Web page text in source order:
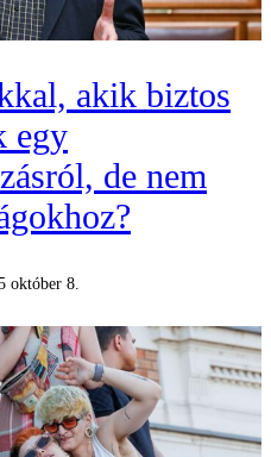
akik biztos
egy
de nem
október 8.